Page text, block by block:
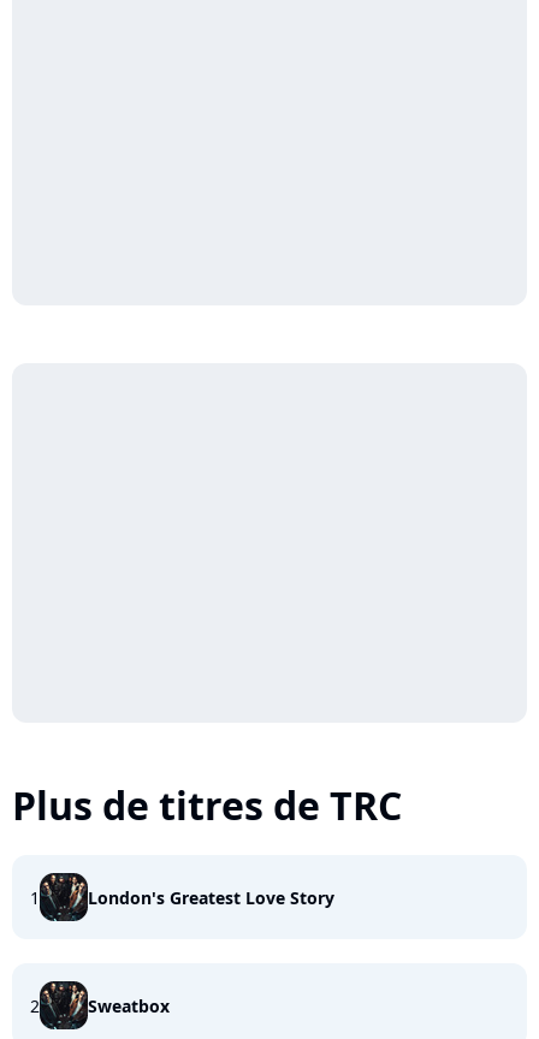
Plus de titres de TRC
1 London's Greatest Love Story
2 Sweatbox